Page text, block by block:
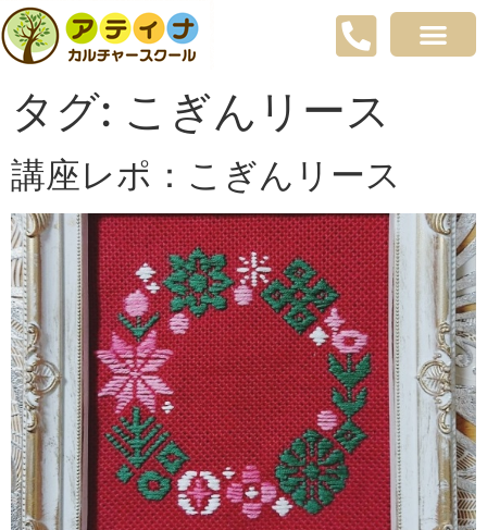
タグ: こぎんリース
講座レポ：こぎんリース